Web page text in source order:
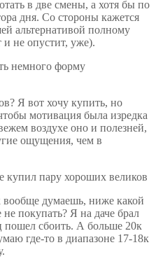
в две смены, а хотя бы по
дня. Со стороны кажется
альтернативой полному
и не опустит, уже).
немного форму
Я вот хочу купить, но
мотивация была изредка
воздухе оно и полезней,
ощущения, чем в
купил пару хороших великов
вообще думаешь, ниже какой
покупать? Я на даче брал
пошел сбоить. А больше 20к
где-то в диапазоне 17-18к